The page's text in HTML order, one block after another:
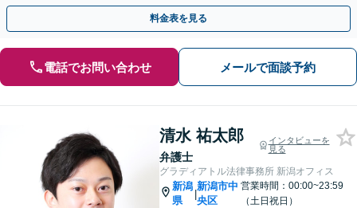
弱い立場の方の経済的な自立をサポート
料金表を見る
電話でお問い合わせ メールで面談予約
清水 祐太郎
弁護士
インタビューを
見る
グラディアトル法律事務所 新潟オフィス
新潟
県
|
新潟市中
央区
営業時間：00:00~23:59
（土日祝日）